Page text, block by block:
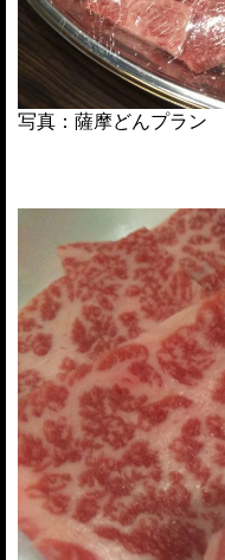
写真：薩摩どんプラン